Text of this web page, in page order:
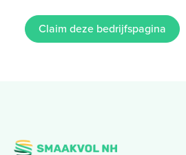
Claim deze bedrijfspagina